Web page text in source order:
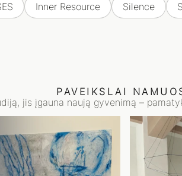
Inner Resource Silence
PAVEIKSLAI
jis įgauna naują gyvenimą –